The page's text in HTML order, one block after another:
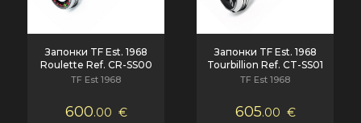
Запонки TF Est. 1968
Roulette Ref. CR-SS00
TF Est 1968
600.00 €
Запонки TF Est. 1968
Tourbillion Ref. CT-SS01
TF Est 1968
605.00 €